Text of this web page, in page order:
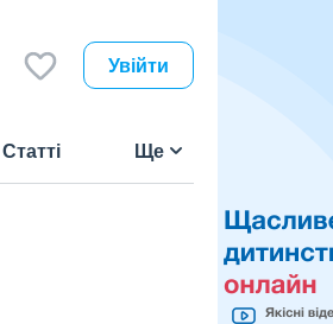
Увійти
Статті Ще